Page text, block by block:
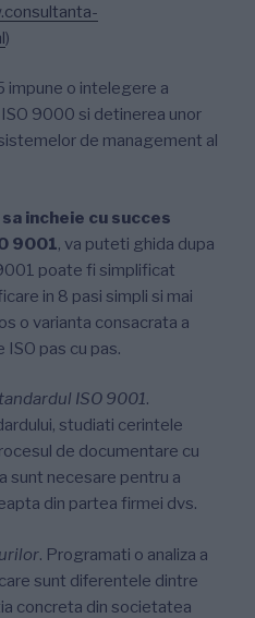
)
impune o intelegere a
9000 si detinerea unor
de management al
incheie cu succes
9001, va puteti ghida dupa
poate fi simplificat
in 8 pasi simpli si mai
o varianta consacrata a
pas cu pas.
ISO 9001.
studiati cerintele
de documentare cu
sunt necesare pentru a
din partea firmei dvs.
. Programati o analiza a
sunt diferentele dintre
concreta din societatea